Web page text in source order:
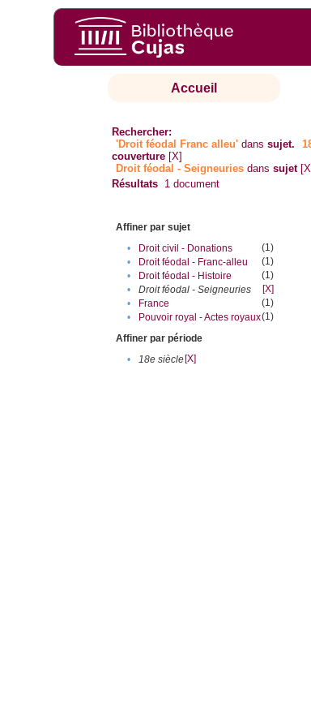
Accueil
Rechercher:
'Droit féodal Franc alleu' danssujet.
couverture [X]
Droit féodal - Seigneuries danssujet
Résultats 1 document
Affiner par sujet
•
Droit civil - Donations
(1)
•
Droit féodal - Franc-alleu‎
(1)
•
Droit féodal - Histoire
(1)
•
Droit féodal - Seigneuries
[X]
•
France
(1)
•
Pouvoir royal - Actes royaux(1)
Affiner par période
•
18e siècle[X]